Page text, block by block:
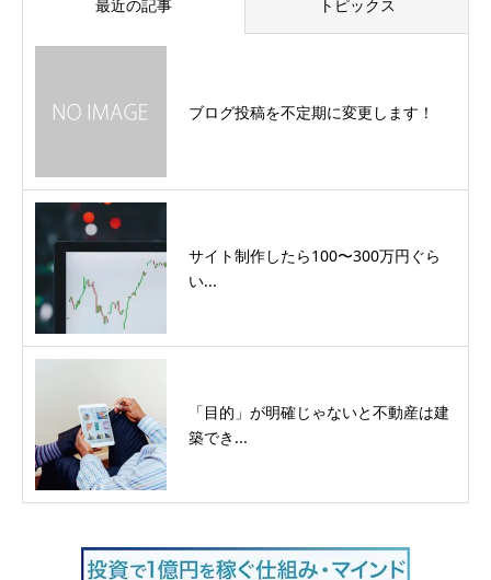
最近の記事 トピックス
ブログ投稿を不定期に変更します！
サイト制作したら100〜300万円ぐら
い...
「目的」が明確じゃないと不動産は建
築でき...